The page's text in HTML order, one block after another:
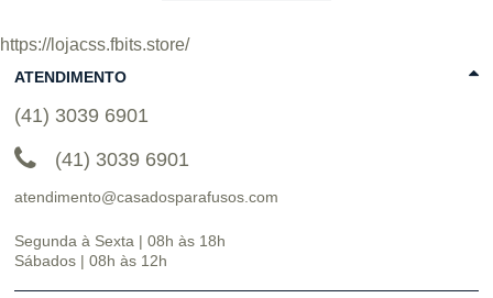
https://lojacss.fbits.store/
ATENDIMENTO
(41) 3039 6901
(41) 3039 6901
atendimento@casadosparafusos.com
Segunda à Sexta | 08h às 18h
Sábados | 08h às 12h